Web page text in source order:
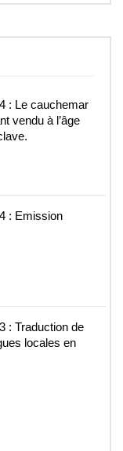
: Le cauchemar
vendu à l’âge
: Emission
: Traduction de
locales en